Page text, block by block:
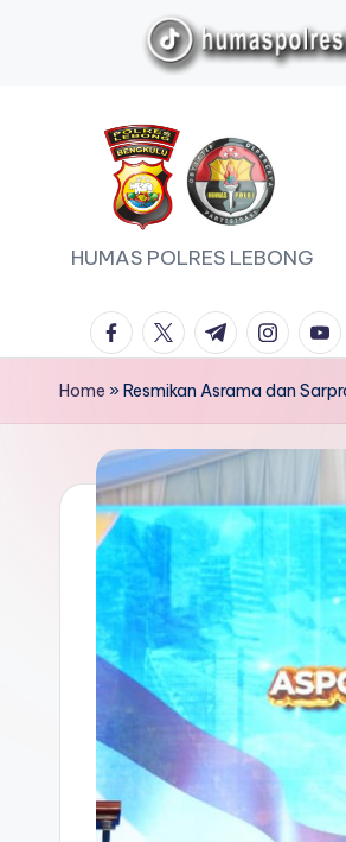
HUMAS POLRES LEBONG
facebook.com
twitter.com
t.me
Home »Resmikan Asrama dan